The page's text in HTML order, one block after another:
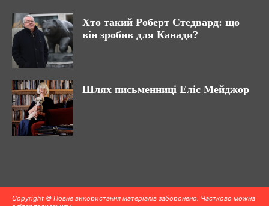
Хто такий Роберт Стедвард: що
він зробив для Канади?
Шлях письменниці Еліс Мейджор
Copyright © Повне використання матеріалів заборонено. Частково можна